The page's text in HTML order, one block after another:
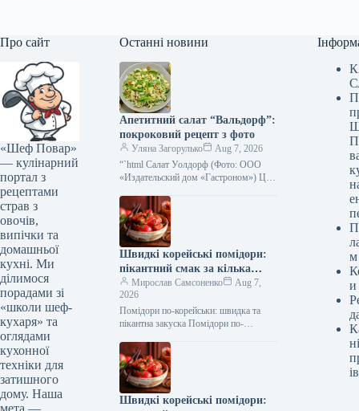
Про сайт
«Шеф Повар»
— кулінарний
портал з
рецептами
страв з
овочів,
випічки та
домашньої
кухні. Ми
ділимося
порадами зі
«школи шеф-
кухаря» та
оглядами
кухонної
техніки для
затишного
дому. Наша
мета —
Останні новини
Апетитний салат “Вальдорф”:
покроковий рецепт з фото
Уляна Загорулько
Aug 7, 2026
“`html Салат Уолдорф (Фото: ООО
«Издательский дом «Гастроном») Цей
справжня знахідка для тих, хто цінує
свіжість,…
Швидкі корейські помідори:
пікантний смак за кілька
хвилин, покроковий рецепт з
фото
Мирослав Самсоненко
Aug 7,
2026
Помідори по-корейськи: швидка та
пікантна закуска Помідори по-
Помідори по-корейськи – це
приголомшлива закуска, яка точно
сподобається…
Швидкі корейські помідори:
м
и
ів